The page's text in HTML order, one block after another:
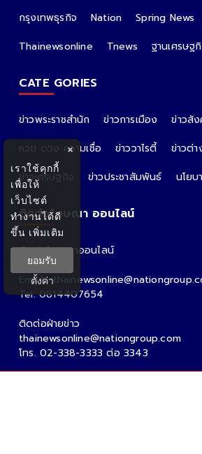
กรุงเทพธุรกิจ
Nation
Spring News
Thainewsonline
Tnews ฐานเศรษฐ
CATE GORIES
ข่าวพระราชสำนัก ข่าวการเมือง ข่าวสั
หวย ดวง ความเชื่อ
ข่าววาไรตี้
ข่าวต่า
ข่าวเศรษฐกิจ
ข่าวประชาสัมพันธ์ นโยบ
ติดต่อโฆษณา ออนไลน์
ติดต่อโฆษณาออนไลน์
คุณอ้อ
Email :
Tel: 0814407654
ติดต่อฝ่ายข่าว
thainewsonline@nationgroup.com
โทร. 02-338-3333 ต่อ 3343
×
เราใช้คุกกี้
เพื่อให้
เว็บไซต์
ทำงานได้ดี
ขึ้น เพิ่มเติม
ยอมรับ
ตั้งค่า